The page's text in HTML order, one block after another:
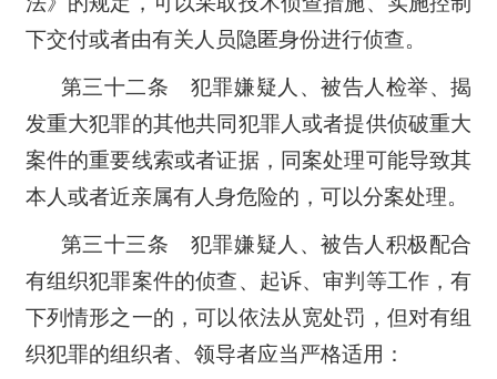
下交付或者由有关人员隐匿身份进行侦查。
第三十二条 犯罪嫌疑人、被告人检举、揭
发重大犯罪的其他共同犯罪人或者提供侦破重大
案件的重要线索或者证据，同案处理可能导致其
本人或者近亲属有人身危险的，可以分案处理。
第三十三条 犯罪嫌疑人、被告人积极配合
有组织犯罪案件的侦查、起诉、审判等工作，有
下列情形之一的，可以依法从宽处罚，但对有组
织犯罪的组织者、领导者应当严格适用：